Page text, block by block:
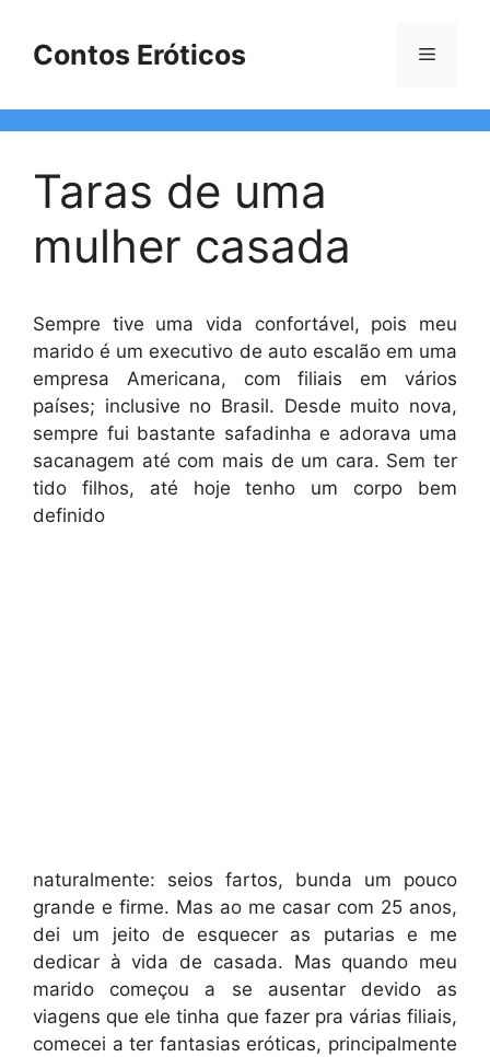
Contos Eróticos Menu
Taras de uma
mulher casada
Sempre tive uma vida confortável, pois meu
marido é um executivo de auto escalão em uma
empresa Americana, com filiais em vários
países; inclusive no Brasil. Desde muito nova,
sempre fui bastante safadinha e adorava uma
sacanagem até com mais de um cara. Sem ter
tido filhos, até hoje tenho um corpo bem
definido
naturalmente: seios fartos, bunda um pouco
grande e firme. Mas ao me casar com 25 anos,
dei um jeito de esquecer as putarias e me
dedicar à vida de casada. Mas quando meu
marido começou a se ausentar devido as
viagens que ele tinha que fazer pra várias filiais,
comecei a ter fantasias eróticas, principalmente